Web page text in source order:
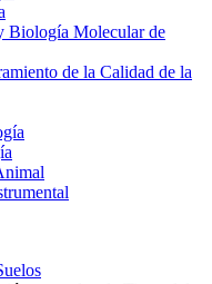
Biología Molecular de
de la Calidad de la